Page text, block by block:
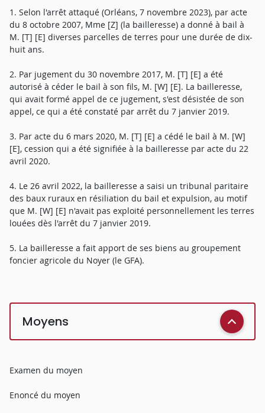
1. Selon l'arrêt attaqué (Orléans, 7 novembre 2023), par acte
du 8 octobre 2007, Mme [Z] (la bailleresse) a donné à bail à
M. [T] [E] diverses parcelles de terres pour une durée de dix-
huit ans.
2. Par jugement du 30 novembre 2017, M. [T] [E] a été
autorisé à céder le bail à son fils, M. [W] [E]. La bailleresse,
qui avait formé appel de ce jugement, s'est désistée de son
appel, ce qui a été constaté par arrêt du 7 janvier 2019.
3. Par acte du 6 mars 2020, M. [T] [E] a cédé le bail à M. [W]
[E], cession qui a été signifiée à la bailleresse par acte du 22
avril 2020.
4. Le 26 avril 2022, la bailleresse a saisi un tribunal paritaire
des baux ruraux en résiliation du bail et expulsion, au motif
que M. [W] [E] n'avait pas exploité personnellement les terres
louées dès l'arrêt du 7 janvier 2019.
5. La bailleresse a fait apport de ses biens au groupement
foncier agricole du Noyer (le GFA).
Moyens
Examen du moyen
Enoncé du moyen